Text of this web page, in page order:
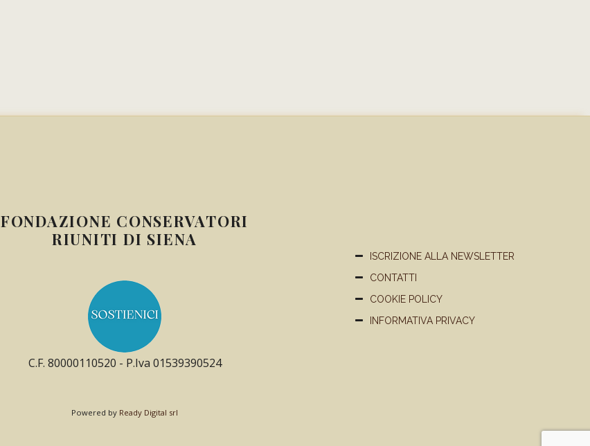
FONDAZIONE CONSERVATORI
RIUNITI DI SIENA
C.F. 80000110520 - P.Iva 01539390524
Powered by Ready Digital srl
ISCRIZIONE ALLA NEWSLETTER
CONTATTI
COOKIE POLICY
INFORMATIVA PRIVACY